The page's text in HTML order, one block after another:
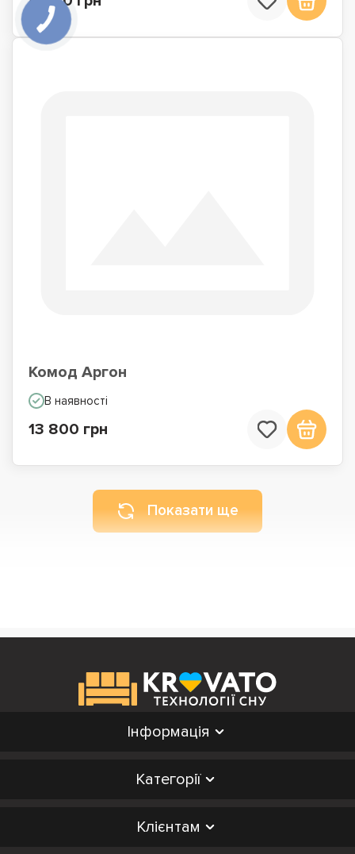
Комод Аргон
В наявності
13 800 грн
Показати ще
Інформація
Категорії
Клієнтам